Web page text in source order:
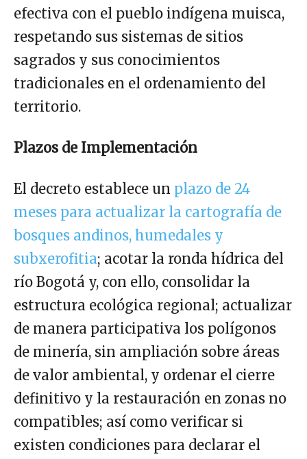
efectiva con el pueblo indígena muisca,
respetando sus sistemas de sitios
sagrados y sus conocimientos
tradicionales en el ordenamiento del
territorio.
Plazos de Implementación
El decreto establece un plazo de 24
meses para actualizar la cartografía de
bosques andinos, humedales y
subxerofitia; acotar la ronda hídrica del
río Bogotá y, con ello, consolidar la
estructura ecológica regional; actualizar
de manera participativa los polígonos
de minería, sin ampliación sobre áreas
de valor ambiental, y ordenar el cierre
definitivo y la restauración en zonas no
compatibles; así como verificar si
existen condiciones para declarar el